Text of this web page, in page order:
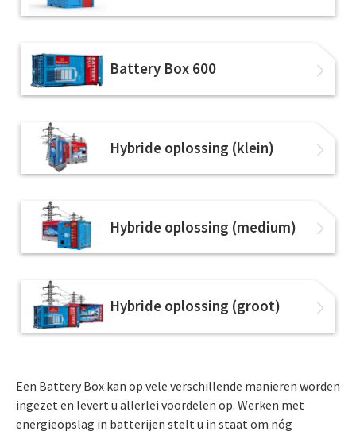
Battery Box 600
Hybride oplossing (klein)
Hybride oplossing (medium)
Hybride oplossing (groot)
Een Battery Box kan op vele verschillende manieren worden
ingezet en levert u allerlei voordelen op. Werken met
energieopslag in batterijen stelt u in staat om nóg